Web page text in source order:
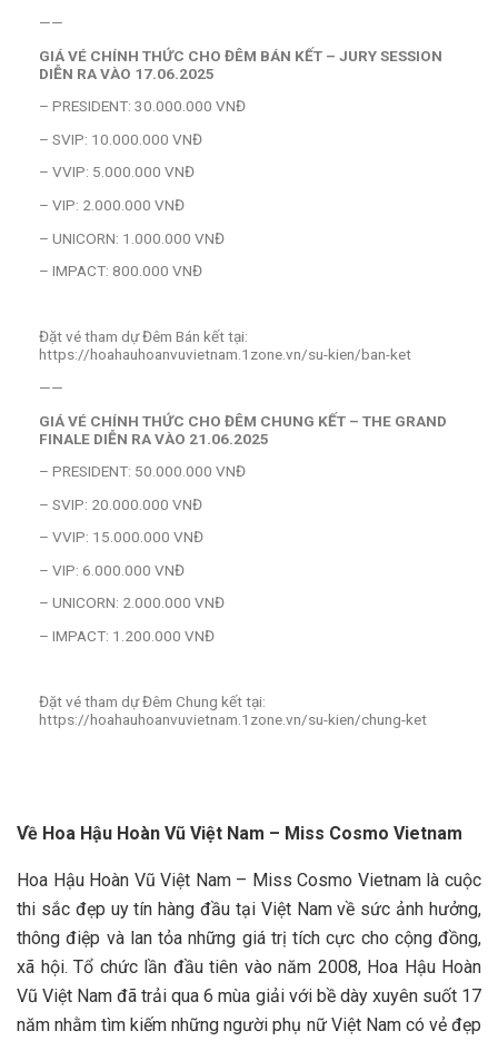
——
GIÁ VÉ CHÍNH THỨC CHO ĐÊM BÁN KẾT – JURY SESSION
DIỄN RA VÀO 17.06.2025
– PRESIDENT: 30.000.000 VNĐ
– SVIP: 10.000.000 VNĐ
– VVIP: 5.000.000 VNĐ
– VIP: 2.000.000 VNĐ
– UNICORN: 1.000.000 VNĐ
– IMPACT: 800.000 VNĐ
Đặt vé tham dự Đêm Bán kết tại:
https://hoahauhoanvuvietnam.1zone.vn/su-kien/ban-ket
——
GIÁ VÉ CHÍNH THỨC CHO ĐÊM CHUNG KẾT – THE GRAND
FINALE DIỄN RA VÀO 21.06.2025
– PRESIDENT: 50.000.000 VNĐ
– SVIP: 20.000.000 VNĐ
– VVIP: 15.000.000 VNĐ
– VIP: 6.000.000 VNĐ
– UNICORN: 2.000.000 VNĐ
– IMPACT: 1.200.000 VNĐ
Đặt vé tham dự Đêm Chung kết tại:
https://hoahauhoanvuvietnam.1zone.vn/su-kien/chung-ket
Về Hoa Hậu Hoàn Vũ Việt Nam – Miss Cosmo Vietnam
Hoa Hậu Hoàn Vũ Việt Nam – Miss Cosmo Vietnam là cuộc
thi sắc đẹp uy tín hàng đầu tại Việt Nam về sức ảnh hưởng,
thông điệp và lan tỏa những giá trị tích cực cho cộng đồng,
xã hội. Tổ chức lần đầu tiên vào năm 2008, Hoa Hậu Hoàn
Vũ Việt Nam đã trải qua 6 mùa giải với bề dày xuyên suốt 17
năm nhằm tìm kiếm những người phụ nữ Việt Nam có vẻ đẹp